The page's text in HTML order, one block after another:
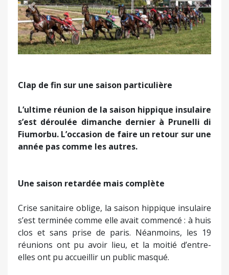
Précédent Suivant
Clap de fin sur une saison particulière
L’ultime réunion de la saison hippique insulaire
s’est déroulée dimanche dernier à Prunelli di
Fiumorbu. L’occasion de faire un retour sur une
année pas comme les autres.
Une saison retardée mais complète
Crise sanitaire oblige, la saison hippique insulaire
s’est terminée comme elle avait commencé : à huis
clos et sans prise de paris. Néanmoins, les 19
réunions ont pu avoir lieu, et la moitié d’entre-
elles ont pu accueillir un public masqué.